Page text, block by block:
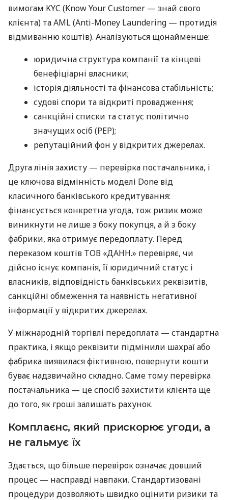
вимогам KYC (Know Your Customer — знай свого
клієнта) та AML (Anti-Money Laundering — протидія
відмиванню коштів). Аналізуються щонайменше:
юридична структура компанії та кінцеві
бенефіціарні власники;
історія діяльності та фінансова стабільність;
судові спори та відкриті провадження;
санкційні списки та статус політично
значущих осіб (PEP);
репутаційний фон у відкритих джерелах.
Друга лінія захисту — перевірка постачальника, і
це ключова відмінність моделі Done від
класичного банківського кредитування:
фінансується конкретна угода, тож ризик може
виникнути не лише з боку покупця, а й з боку
фабрики, яка отримує передоплату. Перед
переказом коштів ТОВ «ДАНН.» перевіряє, чи
дійсно існує компанія, її юридичний статус і
власників, відповідність банківських реквізитів,
санкційні обмеження та наявність негативної
інформації у відкритих джерелах.
У міжнародній торгівлі передоплата — стандартна
практика, і якщо реквізити підмінили шахраї або
фабрика виявилася фіктивною, повернути кошти
буває надзвичайно складно. Саме тому перевірка
постачальника — це спосіб захистити клієнта ще
до того, як гроші залишать рахунок.
Комплаєнс, який прискорює угоди, а
не гальмує їх
Здається, що більше перевірок означає довший
процес — насправді навпаки. Стандартизовані
процедури дозволяють швидко оцінити ризики та